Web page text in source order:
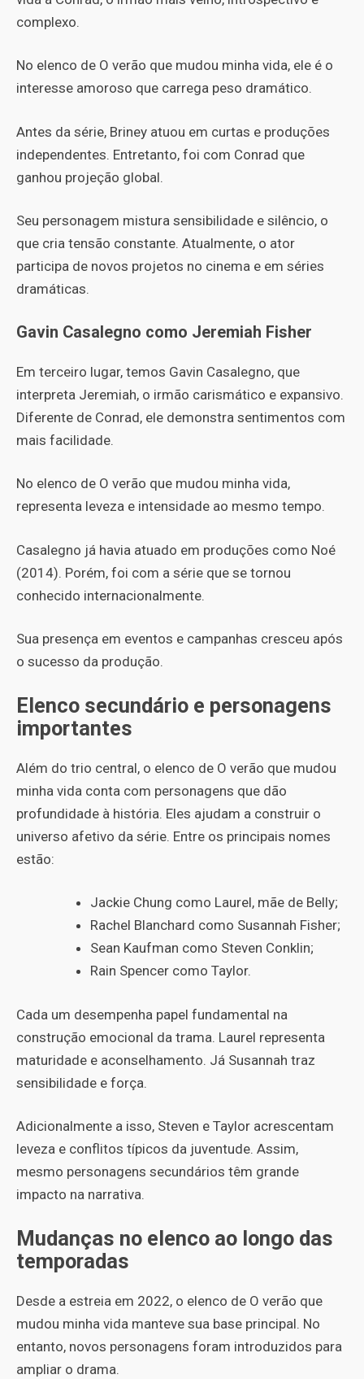
complexo.
No elenco de O verão que mudou minha vida, ele é o
interesse amoroso que carrega peso dramático.
Antes da série, Briney atuou em curtas e produções
independentes. Entretanto, foi com Conrad que
ganhou projeção global.
Seu personagem mistura sensibilidade e silêncio, o
que cria tensão constante. Atualmente, o ator
participa de novos projetos no cinema e em séries
dramáticas.
Gavin Casalegno como Jeremiah Fisher
Em terceiro lugar, temos Gavin Casalegno, que
interpreta Jeremiah, o irmão carismático e expansivo.
Diferente de Conrad, ele demonstra sentimentos com
mais facilidade.
No elenco de O verão que mudou minha vida,
representa leveza e intensidade ao mesmo tempo.
Casalegno já havia atuado em produções como Noé
(2014). Porém, foi com a série que se tornou
conhecido internacionalmente.
Sua presença em eventos e campanhas cresceu após
o sucesso da produção.
Elenco secundário e personagens
importantes
Além do trio central, o elenco de O verão que mudou
minha vida conta com personagens que dão
profundidade à história. Eles ajudam a construir o
universo afetivo da série. Entre os principais nomes
estão:
Jackie Chung como Laurel, mãe de Belly;
Rachel Blanchard como Susannah Fisher;
Sean Kaufman como Steven Conklin;
Rain Spencer como Taylor.
Cada um desempenha papel fundamental na
construção emocional da trama. Laurel representa
maturidade e aconselhamento. Já Susannah traz
sensibilidade e força.
Adicionalmente a isso, Steven e Taylor acrescentam
leveza e conflitos típicos da juventude. Assim,
mesmo personagens secundários têm grande
impacto na narrativa.
Mudanças no elenco ao longo das
temporadas
Desde a estreia em 2022, o elenco de O verão que
mudou minha vida manteve sua base principal. No
entanto, novos personagens foram introduzidos para
ampliar o drama.